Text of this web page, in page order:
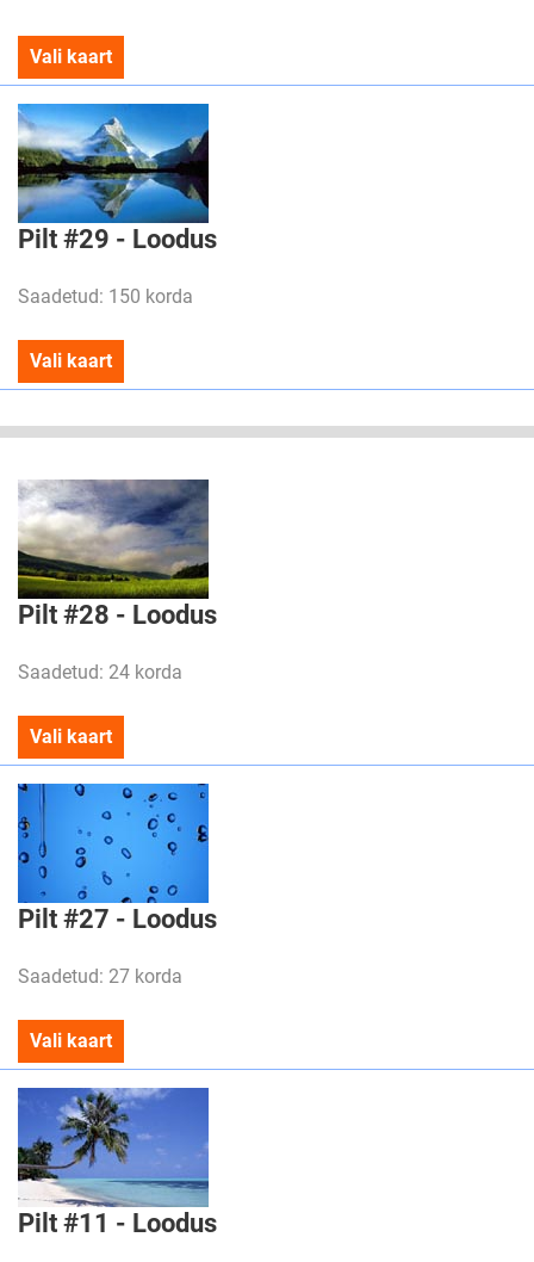
Vali kaart
Pilt #29 - Loodus
Saadetud: 150 korda
Vali kaart
Pilt #28 - Loodus
Saadetud: 24 korda
Vali kaart
Pilt #27 - Loodus
Saadetud: 27 korda
Vali kaart
Pilt #11 - Loodus